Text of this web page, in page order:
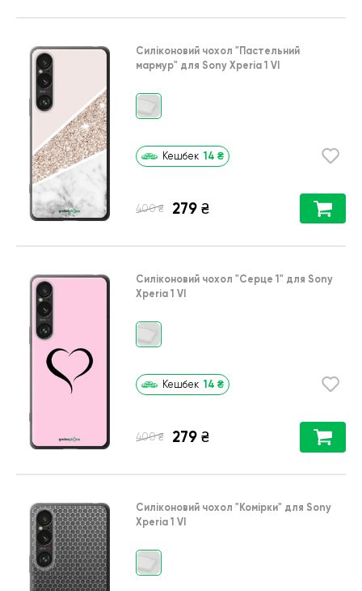
Силіконовий чохол "Пастельний
мармур" для Sony Xperia 1 VI
Кешбек 14 ₴
400 ₴ 279 ₴
Силіконовий чохол "Серце 1" для Sony
Xperia 1 VI
Кешбек 14 ₴
400 ₴ 279 ₴
Силіконовий чохол "Комірки" для Sony
Xperia 1 VI